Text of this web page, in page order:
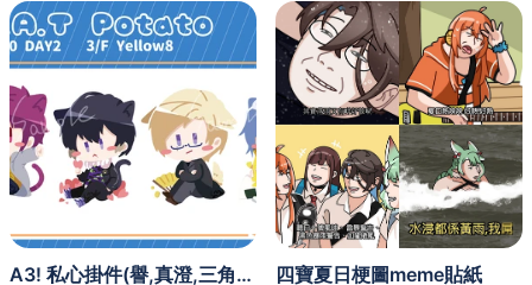
A3! 私心掛件(譽,真澄,三角,左京) 四寶夏日梗圖meme貼紙